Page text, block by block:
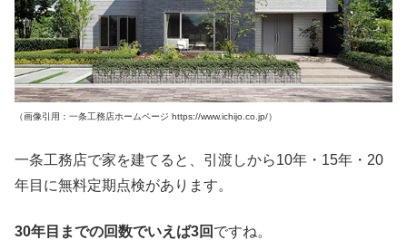
（画像引用：一条工務店ホームページ https://www.ichijo.co.jp/）
一条工務店で家を建てると、引渡しから10年・15年・20
年目に無料定期点検があります。
30年目までの回数でいえば3回 ですね。